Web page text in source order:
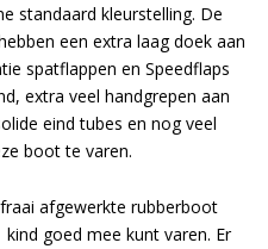
standaard kleurstelling. De
een extra laag doek aan
spatflappen en Speedflaps
extra veel handgrepen aan
eind tubes en nog veel
boot te varen.
afgewerkte rubberboot
goed mee kunt varen. Er